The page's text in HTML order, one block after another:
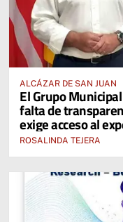
ALCÁZAR DE SAN JUAN
El Grupo
falta de
exige acceso al
ROSALINDA TEJERA